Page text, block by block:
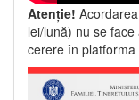
Atenție!
lei/lună) nu se
cerere în